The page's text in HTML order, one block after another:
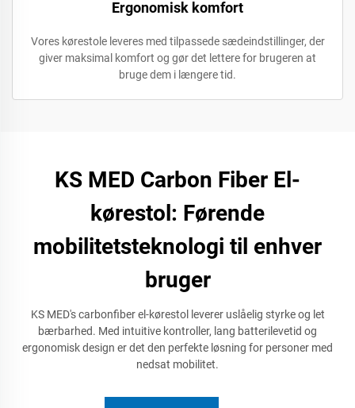
Ergonomisk komfort
Vores kørestole leveres med tilpassede sædeindstillinger, der
giver maksimal komfort og gør det lettere for brugeren at
bruge dem i længere tid.
KS MED Carbon Fiber El-
kørestol: Førende
mobilitetsteknologi til enhver
bruger
KS MED's carbonfiber el-kørestol leverer uslåelig styrke og let
bærbarhed. Med intuitive kontroller, lang batterilevetid og
ergonomisk design er det den perfekte løsning for personer med
nedsat mobilitet.